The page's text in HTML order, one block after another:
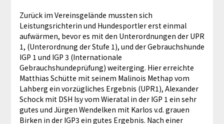
Zurück im Vereinsgelände mussten sich
Leistungsrichterin und Hundesportler erst einmal
aufwärmen, bevor es mit den Unterordnungen der UPR
1, (Unterordnung der Stufe 1), und der Gebrauchshunde
IGP 1 und IGP 3 (Internationale
Gebrauchshundeprüfung) weiterging. Hier erreichte
Matthias Schütte mit seinem Malinois Methap vom
Lahberg ein vorzügliches Ergebnis (UPR1), Alexander
Schock mit DSH Isy vom Wieratal in der IGP 1 ein sehr
gutes und Jürgen Wendelken mit Karlos v.d. grauen
Birken in der IGP3 ein gutes Ergebnis. Nach einer